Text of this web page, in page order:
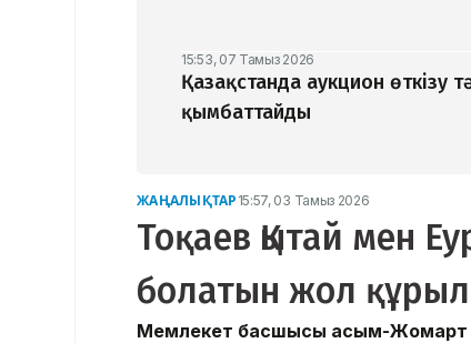
15:53, 07 Тамыз 2026
Қазақстанда аукцион өткізу
қымбаттайды
ЖАҢАЛЫҚТАР 15:57, 03 Тамыз 2026
Тоқаев Қытай мен
болатын жол
Мемлекет басшысы Қасым-Жомарт